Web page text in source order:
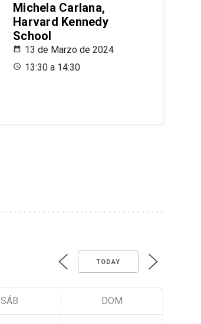
Michela Carlana,
Harvard Kennedy
School
13 de Marzo de 2024
13:30 a 14:30
TODAY
SÁB DOM